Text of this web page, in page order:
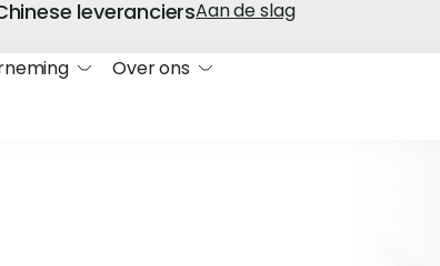
leveranciersAan de slag
Over ons